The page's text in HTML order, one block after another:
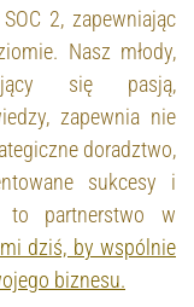
2, zapewniając
Nasz młody,
się pasją,
zapewnia nie
doradztwo,
sukcesy i
to partnerstwo w
dziś, by wspólnie
biznesu.